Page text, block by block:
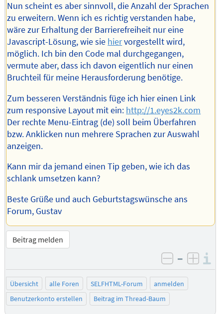
Nun scheint es aber sinnvoll, die Anzahl der Sprachen
zu erweitern. Wenn ich es richtig verstanden habe,
wäre zur Erhaltung der Barrierefreiheit nur eine
Javascript-Lösung, wie sie hiervorgestellt wird,
möglich. Ich bin den Code mal durchgegangen,
vermute aber, dass ich davon eigentlich nur einen
Bruchteil für meine Herausforderung benötige.
Zum besseren Verständnis füge ich hier einen Link
zum responsive Layout mit ein: http://1.eyes2k.com
Der rechte Menu-Eintrag (de) soll beim Überfahren
bzw. Anklicken nun mehrere Sprachen zur Auswahl
anzeigen.
Kann mir da jemand einen Tip geben, wie ich das
schlank umsetzen kann?
Beste Grüße und auch Geburtstagswünsche ans
Forum, Gustav
Beitrag melden
negativ
–
Übersicht alle Foren SELFHTML-Forum
anmelden
Benutzerkonto erstellen
Beitrag im Thread-Baum